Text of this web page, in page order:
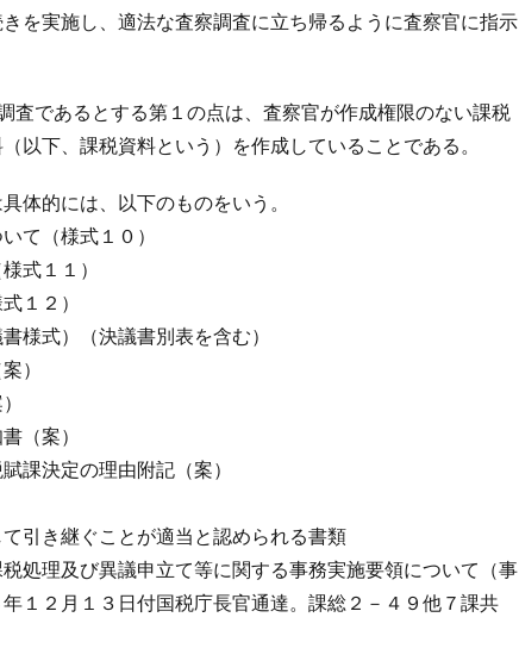
を実施し、適法な査察調査に立ち帰るように査察官に指示
であるとする第１の点は、査察官が作成権限のない課税
以下、課税資料という）を作成していることである。
体的には、以下のものをいう。
て（様式１０）
式１１）
１２）
様式）（決議書別表を含む）
）
（案）
課決定の理由附記（案）
引き継ぐことが適当と認められる書類
税処理及び異議申立て等に関する事務実施要領について（事
１２月１３日付国税庁長官通達。課総２－４９他７課共